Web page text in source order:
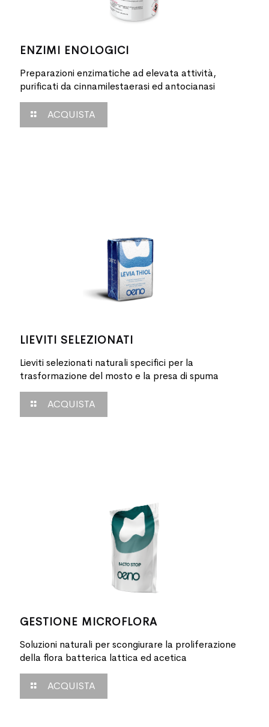
ENZIMI ENOLOGICI
Preparazioni enzimatiche ad elevata attività,
purificati da cinnamilestaerasi ed antocianasi
ACQUISTA
LIEVITI SELEZIONATI
Lieviti selezionati naturali specifici per la
trasformazione del mosto e la presa di spuma
ACQUISTA
GESTIONE MICROFLORA
Soluzioni naturali per scongiurare la proliferazione
della flora batterica lattica ed acetica
ACQUISTA